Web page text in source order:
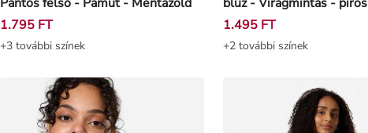
1.795 FT
+3 további színek
1.495 FT
+2 további színek